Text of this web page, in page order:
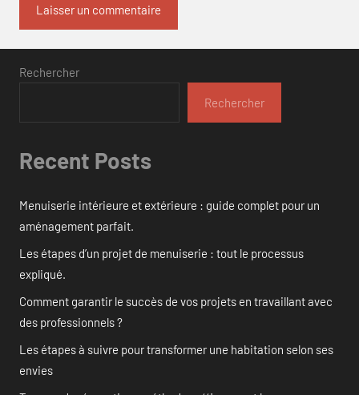
Rechercher
Rechercher
Recent Posts
Menuiserie intérieure et extérieure : guide complet pour un
aménagement parfait.
Les étapes d’un projet de menuiserie : tout le processus
expliqué.
Comment garantir le succès de vos projets en travaillant avec
des professionnels ?
Les étapes à suivre pour transformer une habitation selon ses
envies